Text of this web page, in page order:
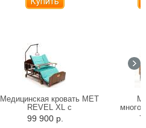
Медицинская кровать MET
REVEL XL с
электроприводом,
переворотом и туалетом
99 900 р.